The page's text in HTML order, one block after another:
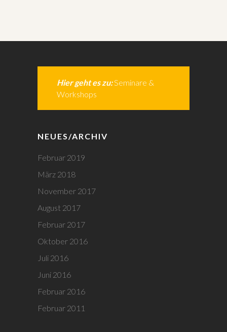
Hier geht es zu: Seminare &
Workshops
NEUES/ARCHIV
Februar 2019
März 2018
November 2017
August 2017
Februar 2017
Oktober 2016
Juli 2016
Juni 2016
Februar 2016
Februar 2011